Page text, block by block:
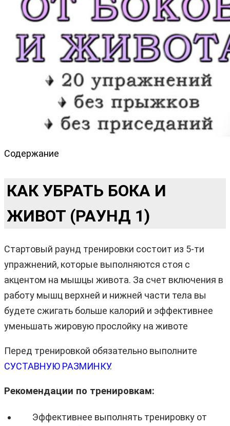
Содержание
КАК УБРАТЬ БОКА И
ЖИВОТ (РАУНД 1)
Стартовый раунд тренировки состоит из 5-ти
упражнений, которые выполняются стоя с
акцентом на мышцы живота. За счет включения в
работу мышц верхней и нижней части тела вы
будете сжигать больше калорий и эффективнее
уменьшать жировую прослойку на животе
Перед тренировкой обязательно выполните
СУСТАВНУЮ РАЗМИНКУ.
Рекомендации по тренировкам:
Эффективнее выполнять тренировку от